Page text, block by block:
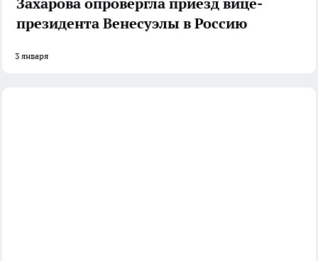
президента Венесуэлы в Россию
3 января